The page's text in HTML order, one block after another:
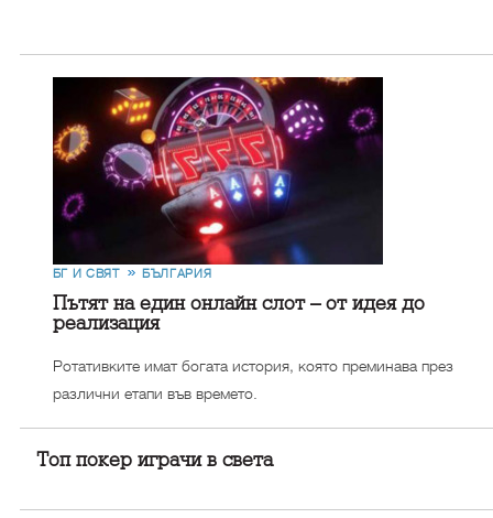
БГ И СВЯТ БЪЛГАРИЯ
Пътят на един онлайн слот – от идея до
реализация
Ротативките имат богата история, която преминава през
различни етапи във времето.
Топ покер играчи в света